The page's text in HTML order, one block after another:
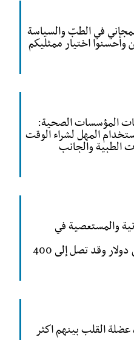
في الطبّ والسياسة
وأحسنوا اختيار ممثليكم
المؤسسات الصحية:
المهل لشراء الوقت
الطبية والجانب
والمستعصية في
كلفة علاج مرضى السرطان حوالى 200 مليون دولار وقد تصل إلى 400
عضلة القلب بينهم اكثر